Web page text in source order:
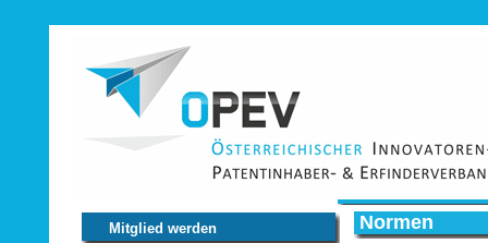
Mitglied werden Normen